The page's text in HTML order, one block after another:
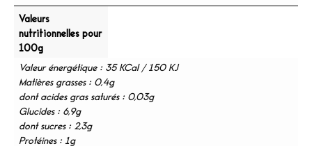
Valeurs
nutritionnelles pour
100g
Valeur énergétique : 35 KCal / 150 KJ
Matières grasses : 0,4g
dont acides gras saturés : 0,03g
Glucides : 6,9g
dont sucres : 2,3g
Protéines : 1g